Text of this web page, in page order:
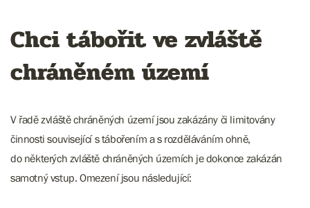
Chci tábořit ve zvláště
chráněném území
V řadě zvláště chráněných území jsou zakázány či limitovány
činnosti související s tábořením a s rozděláváním ohně,
do některých zvláště chráněných územích je dokonce zakázán
samotný vstup. Omezení jsou následující: